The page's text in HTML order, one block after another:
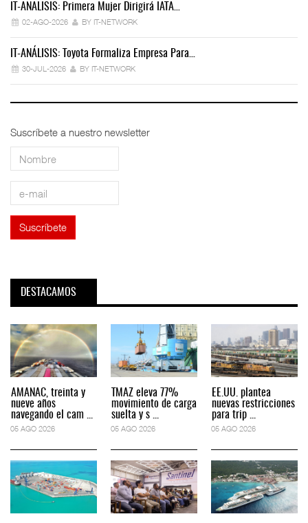
IT-ANÁLISIS: Primera Mujer Dirigirá IATA…
02-AGO-2026 BY IT-NETWORK
IT-ANÁLISIS: Toyota Formaliza Empresa Para…
30-JUL-2026 BY IT-NETWORK
Suscríbete a nuestro newsletter
DESTACAMOS
AMANAC, treinta y
nueve años
navegando el cam ...
05 AGO 2026
TMAZ eleva 77%
movimiento de carga
suelta y s ...
05 AGO 2026
EE.UU. plantea
nuevas restricciones
para trip ...
05 AGO 2026